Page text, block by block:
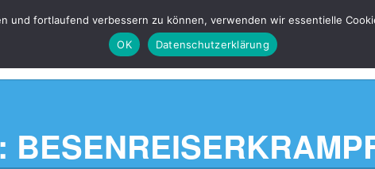
und fortlaufend verbessern zu können, verwenden wir essentielle
OK
Datenschutzerklärung